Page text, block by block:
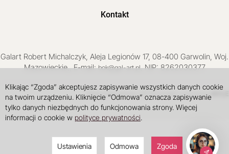
Kontakt
Galart Robert Michalczyk, Aleja Legionów 17, 08-400 Garwolin, Woj.
Mazowieckie,, E-mail:bok@gal-art.pl, NIP: 8262030377
Sklep internetowy SOTE projekt i wdrożenie
Klikając “Zgoda” akceptujesz zapisywanie wszystkich danych cookie
na twoim urządzeniu. Kliknięcie “Odmowa” oznacza zapisywanie
tylko danych niezbędnych do funkcjonowania strony. Więcej
informacji o cookie w polityce prywatności.
Ustawienia Odmowa Zgoda